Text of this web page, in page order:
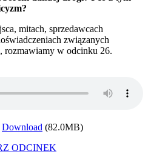
mitach, sprzedawcach
związanych
rozmawiamy w odcinku 26.
Download (82.0MB)
ODCINEK